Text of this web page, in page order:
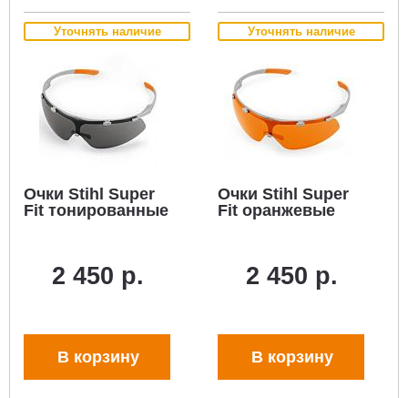
Уточнять наличие
Очки Stihl Super
Fit тонированные
2 450 р.
В корзину
Уточнять наличие
Очки Stihl Super
Fit оранжевые
2 450 р.
В корзину